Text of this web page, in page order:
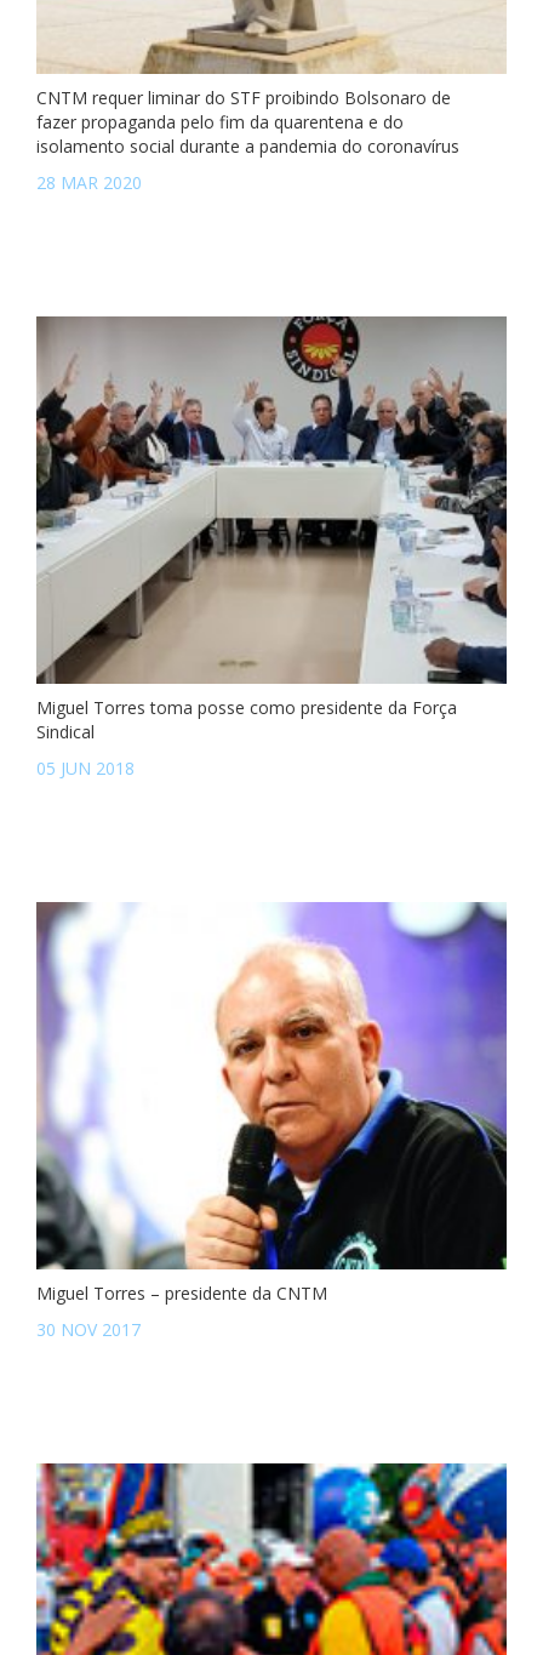
CNTM requer liminar do STF proibindo Bolsonaro de
fazer propaganda pelo fim da quarentena e do
isolamento social durante a pandemia do coronavírus
28 MAR 2020
Miguel Torres toma posse como presidente da Força
Sindical
05 JUN 2018
Miguel Torres – presidente da CNTM
30 NOV 2017